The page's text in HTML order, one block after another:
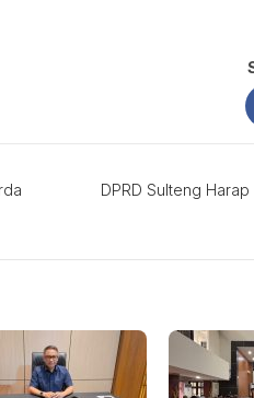
DPRD Sulteng